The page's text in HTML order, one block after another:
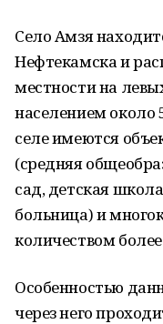
Село Амзя
Нефтекамска и
местности на
населением около
селе имеются
(средняя
сад, детская
больница) и
количеством
Особенностью
через него